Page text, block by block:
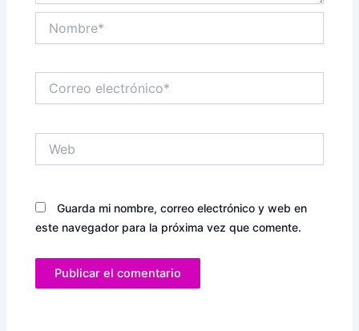
electrónico*
Guarda mi nombre, correo electrónico y web en
este navegador para la próxima vez que comente.